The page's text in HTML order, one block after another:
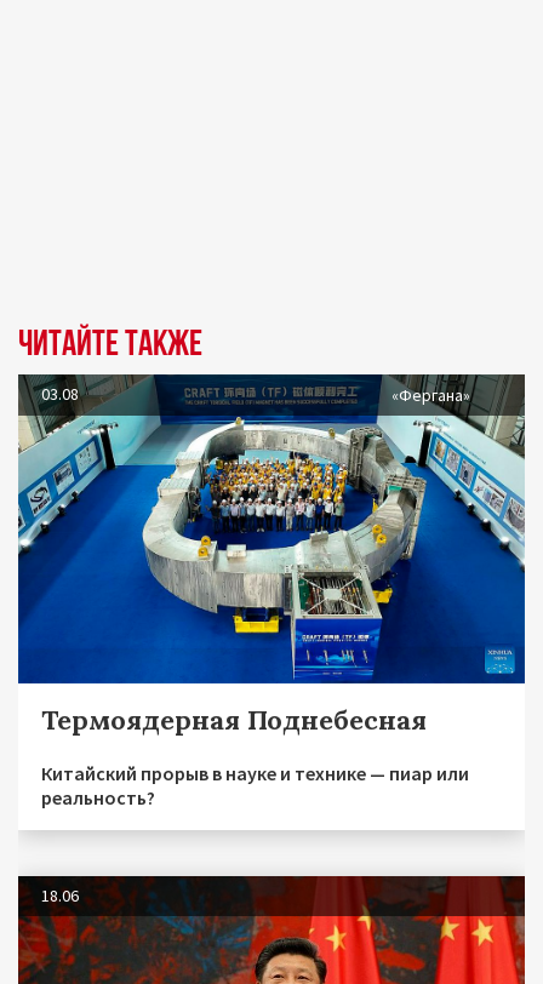
Читайте также
03.08 «Фергана»
Термоядерная Поднебесная
Китайский прорыв в науке и технике — пиар или
реальность?
18.06